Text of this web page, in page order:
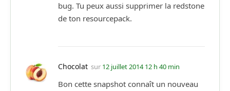
bug. Tu peux aussi supprimer la redstone
de ton resourcepack.
Chocolat sur 12 juillet 2014 12 h 40 min
Bon cette snapshot connaît un nouveau